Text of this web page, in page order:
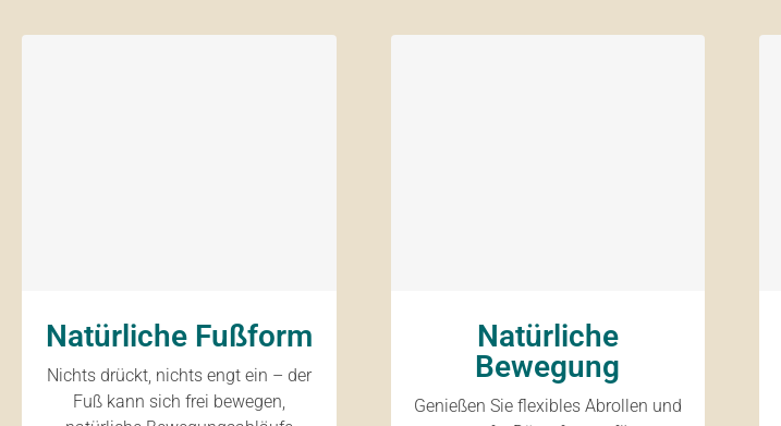
Natürliche Fußform
Nichts drückt, nichts engt ein – der
Fuß kann sich frei bewegen,
Natürliche
Bewegung
Genießen Sie flexibles Abrollen und